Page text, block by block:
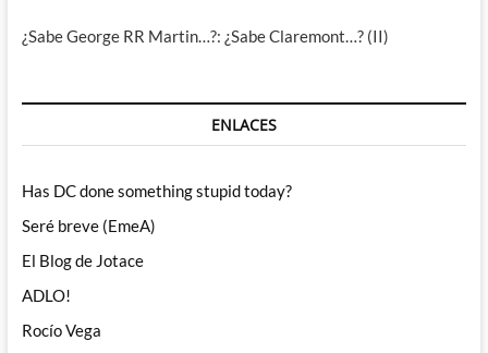
¿Sabe George RR Martin…?: ¿Sabe Claremont…? (II)
ENLACES
Has DC done something stupid today?
Seré breve (EmeA)
El Blog de Jotace
ADLO!
Rocío Vega